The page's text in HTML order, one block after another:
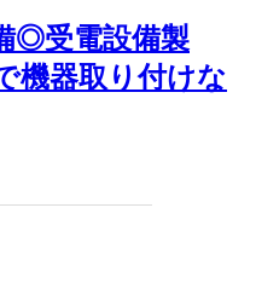
◎受電設備製
機器取り付けな